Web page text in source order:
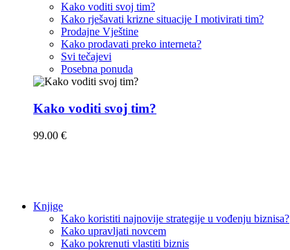
Kako voditi svoj tim?
Kako rješavati krizne situacije I motivirati tim?
Prodajne Vještine
Kako prodavati preko interneta?
Svi tečajevi
Posebna ponuda
Kako voditi svoj tim?
99.00 €
Knjige
Kako koristiti najnovije strategije u vođenju biznisa?
Kako upravljati novcem
Kako pokrenuti vlastiti biznis